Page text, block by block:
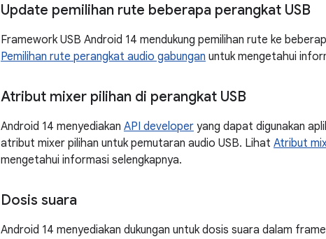
Update pemilihan rute beberapa perangkat USB
Framework USB Android 14 mendukung pemilihan rute ke
Pemilihan rute perangkat audio gabungan untuk mengetahui
Atribut mixer pilihan di perangkat USB
Android 14 menyediakan API developer yang dapat digunakan
atribut mixer pilihan untuk pemutaran audio USB. Lihat Atribut
mengetahui informasi selengkapnya.
Dosis suara
Android 14 menyediakan dukungan untuk dosis suara dalam